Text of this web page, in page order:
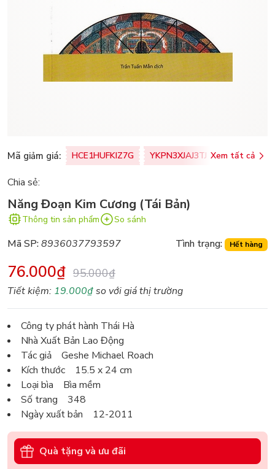
Mã giảm giá: HCE1HUFKIZ7G YKPN3XJAJ3TJ Xem tất cả
Chia sẻ:
Năng Đoạn Kim Cương (Tái Bản)
Thông tin sản phẩm So sánh
Mã SP:8936037793597 Tình trạng: Hết hàng
76.000₫ 95.000₫
Tiết kiệm: 19.000₫so với giá thị trường
Công ty phát hành Thái Hà
Nhà Xuất Bản Lao Động
Tác giả Geshe Michael Roach
Kích thước 15.5 x 24 cm
Loại bìa Bìa mềm
Số trang 348
Ngày xuất bản 12-2011
Quà tặng và ưu đãi